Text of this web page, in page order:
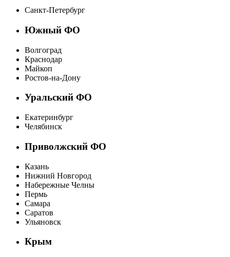
Санкт-Петербург
Южный ФО
Волгоград
Краснодар
Майкоп
Ростов-на-Дону
Уральский ФО
Екатеринбург
Челябинск
Приволжский ФО
Казань
Нижний Новгород
Набережные Челны
Пермь
Самара
Саратов
Ульяновск
Крым